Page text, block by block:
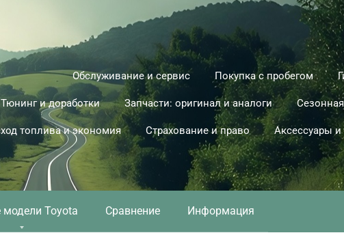
Обслуживание и сервис Покупка с пробегом
Тюнинг и доработки Запчасти: оригинал и аналоги
топлива и экономия Страхование и право Аксессуары
модели Toyota Сравнение Информация